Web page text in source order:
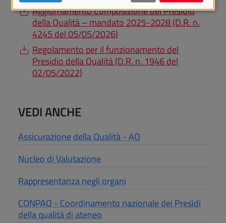
Aggiornamento Composizione del Presidio
della Qualità – mandato 2025-2028 (D.R. n.
4245 del 05/05/2026)
Regolamento per il funzionamento del
Presidio della Qualità (D.R. n. 1946 del
02/05/2022)
VEDI ANCHE
Assicurazione della Qualità - AQ
Nucleo di Valutazione
Rappresentanza negli organi
CONPAQ - Coordinamento nazionale dei Presìdi
della qualità di ateneo